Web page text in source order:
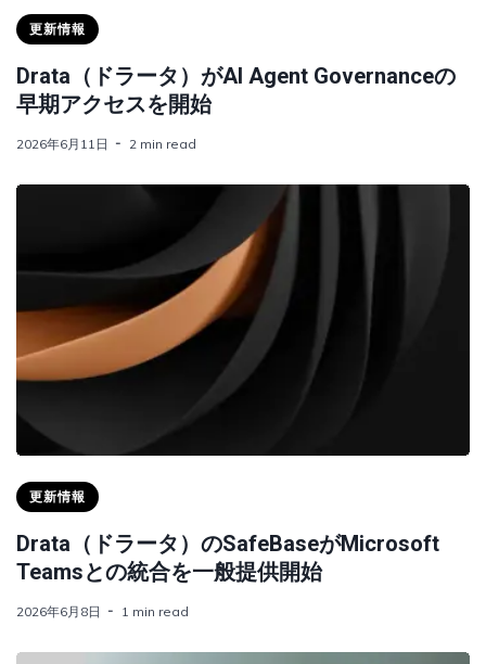
更新情報
Drata（ドラータ）がAI Agent Governanceの
早期アクセスを開始
2026年6月11日 2 min read
更新情報
Drata（ドラータ）のSafeBaseがMicrosoft
Teamsとの統合を一般提供開始
2026年6月8日 1 min read